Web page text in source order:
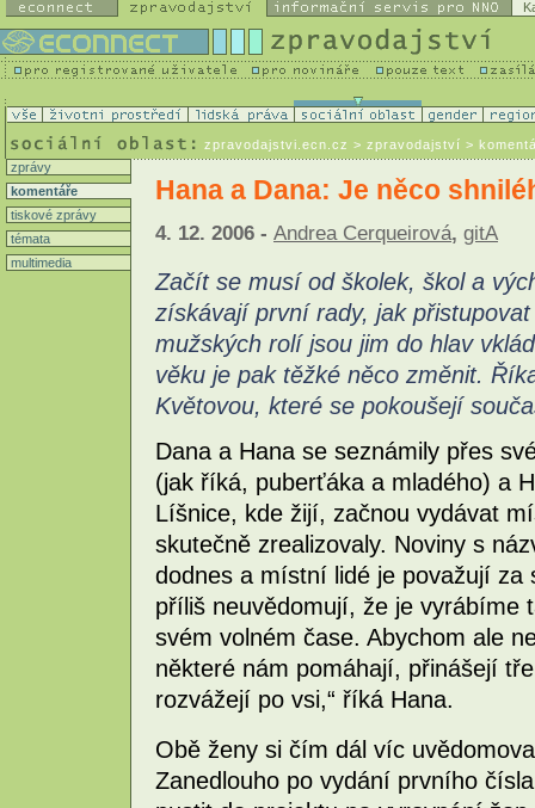
zpravodajstvi.ecn.cz > zpravodajství >
zprávy
komentáře
tiskové zprávy
témata
multimedia
Hana a Dana: Je něco
4. 12. 2006 - Andrea Cerqueirová, gitA
Začít se musí od školek, škol a
získávají první rady, jak
mužských rolí jsou jim do hlav
věku je pak těžké něco změnit.
Květovou, které se pokoušejí
Dana a Hana se seznámily přes
(jak říká, puberťáka a mladého) a
Líšnice, kde žijí, začnou vydávat
skutečně zrealizovaly. Noviny s
dodnes a místní lidé je považují za
příliš neuvědomují, že je vyrábíme
svém volném čase. Abychom ale
některé nám pomáhají, přinášejí
rozvážejí po vsi,“ říká Hana.
Obě ženy si čím dál víc
Zanedlouho po vydání prvního